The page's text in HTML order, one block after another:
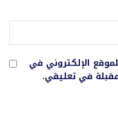
الإلكتروني في
في تعليقي.